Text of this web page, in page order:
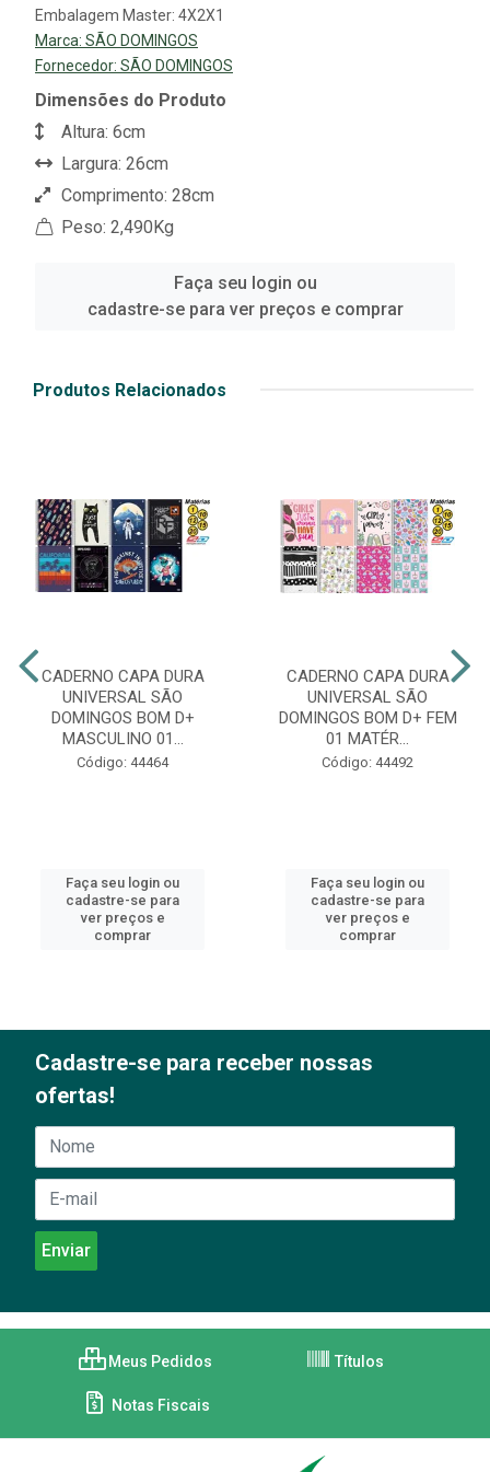
Embalagem Master: 4X2X1
Marca: SÃO DOMINGOS
Fornecedor: SÃO DOMINGOS
Dimensões do Produto
Altura: 6cm
Largura: 26cm
Comprimento: 28cm
Peso: 2,490Kg
Faça seu login ou
cadastre-se para ver preços e comprar
Produtos Relacionados
CADERNO CAPA DURA
UNIVERSAL SÃO
DOMINGOS BOM D+
MASCULINO 01...
Código: 44464
Faça seu login ou
cadastre-se para
ver preços e
comprar
CADERNO CAPA DURA
UNIVERSAL SÃO
DOMINGOS BOM D+ FEM
01 MATÉR...
Código: 44492
Faça seu login ou
cadastre-se para
ver preços e
comprar
Cadastre-se para receber nossas
ofertas!
Meus Pedidos Títulos
Notas Fiscais